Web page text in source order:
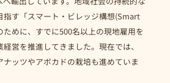
指す「スマート・ビレッジ構想(Smart
めに、すでに500名以上の現地雇用を
営を推進してきました。現在では、
ッツやアボカドの栽培も進めていま